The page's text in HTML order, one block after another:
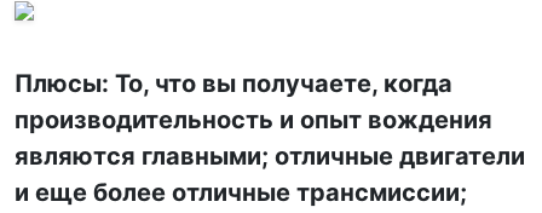
Плюсы: То, что вы получаете, когда
производительность и опыт вождения
являются главными; отличные двигатели
и еще более отличные трансмиссии;